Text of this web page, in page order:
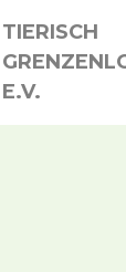
TIERISCH
E.V.